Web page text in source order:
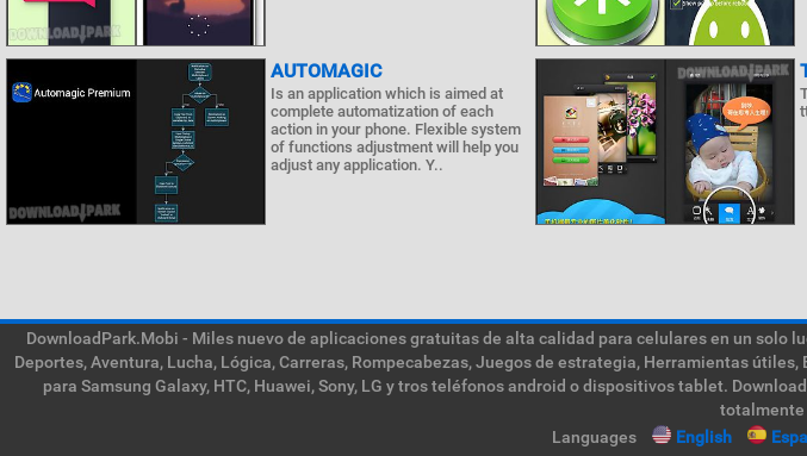
AUTOMAGIC
Is an application which is aimed at
complete automatization of each
action in your phone. Flexible system
of functions adjustment will help you
adjust any application. Y..
DownloadPark.Mobi - Miles nuevo de aplicaciones gratuitas de alta calidad para celulares en un solo
Deportes, Aventura, Lucha, Lógica, Carreras, Rompecabezas, Juegos de estrategia, Herramientas
para Samsung Galaxy, HTC, Huawei, Sony, LG y tros teléfonos android o dispositivos tablet.
Languages
English